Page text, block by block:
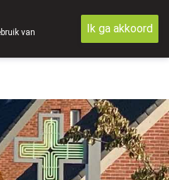
van
Ik ga akkoord